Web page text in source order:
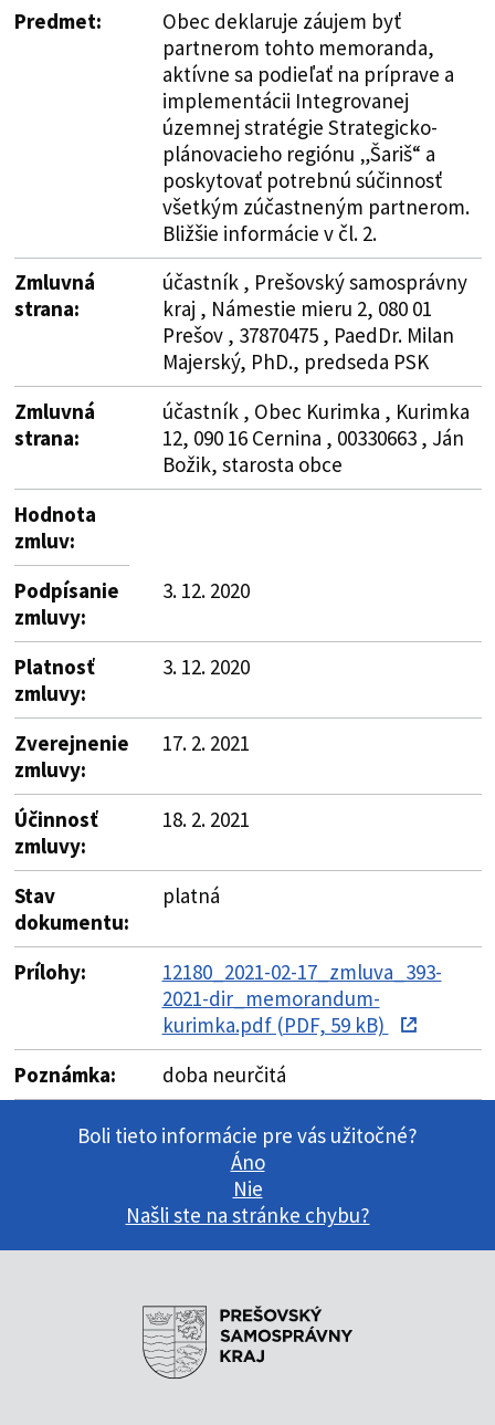
Predmet:
Obec deklaruje záujem byť
partnerom tohto memoranda,
aktívne sa podieľať na príprave a
implementácii Integrovanej
územnej stratégie Strategicko-
plánovacieho regiónu „Šariš“ a
poskytovať potrebnú súčinnosť
všetkým zúčastneným partnerom.
Bližšie informácie v čl. 2.
Zmluvná
strana:
účastník , Prešovský samosprávny
kraj , Námestie mieru 2, 080 01
Prešov , 37870475 , PaedDr. Milan
Majerský, PhD., predseda PSK
Zmluvná
strana:
účastník , Obec Kurimka , Kurimka
12, 090 16 Cernina , 00330663 , Ján
Božik, starosta obce
Hodnota
zmluv:
Podpísanie
zmluvy:
3. 12. 2020
Platnosť
zmluvy:
3. 12. 2020
Zverejnenie
zmluvy:
17. 2. 2021
Účinnosť
zmluvy:
18. 2. 2021
Stav
dokumentu:
platná
Prílohy:
12180_2021-02-17_zmluva_393-
2021-dir_memorandum-
kurimka.pdf (PDF, 59 kB)
Poznámka:
doba neurčitá
Boli tieto informácie pre vás užitočné?
Áno
Nie
Našli ste na stránke chybu?